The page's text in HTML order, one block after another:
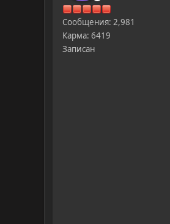
Сообщения: 2,981
Карма: 6419
Записан